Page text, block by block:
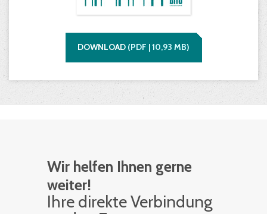
DOWNLOAD (PDF |10,93 MB)
Wir helfen Ihnen gerne
weiter!
Ihre di­rek­te Ver­bin­dung